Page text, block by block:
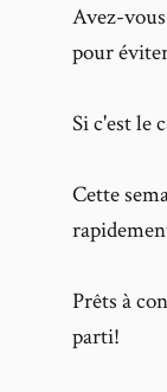
Avez-
pour
Si c'est le
Cette
Prêts à
parti!